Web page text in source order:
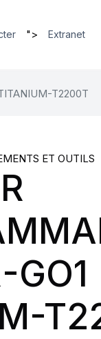
"> Extranet
T2200T
ET OUTILS
GO1